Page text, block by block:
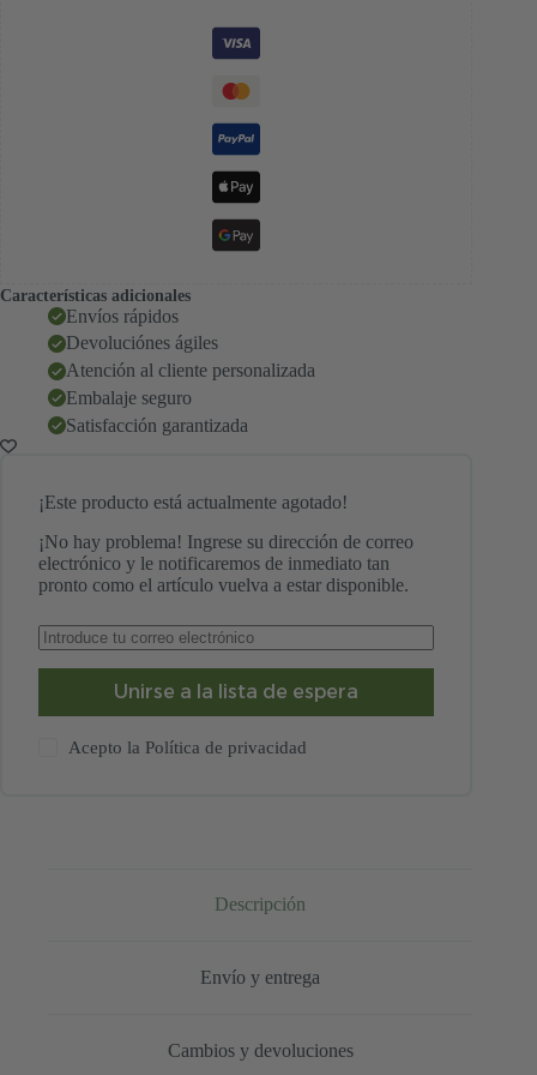
Características adicionales
Envíos rápidos
Devoluciónes ágiles
Atención al cliente personalizada
Embalaje seguro
Satisfacción garantizada
¡Este producto está actualmente agotado!
¡No hay problema! Ingrese su dirección de correo
electrónico y le notificaremos de inmediato tan
pronto como el artículo vuelva a estar disponible.
Unirse a la lista de espera
Acepto la Política de privacidad
Descripción
Envío y entrega
Cambios y devoluciones